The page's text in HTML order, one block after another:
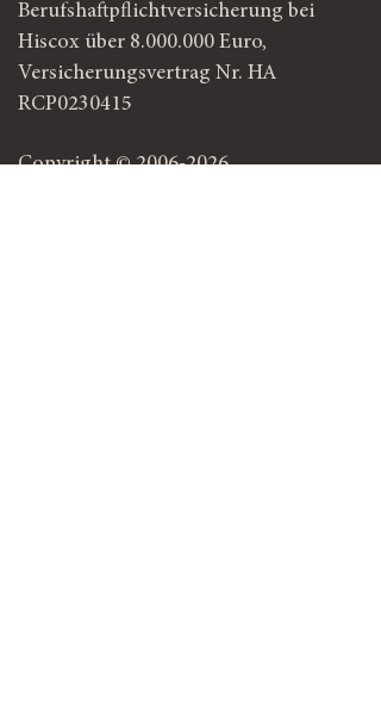
Berufshaftpflichtversicherung bei
Hiscox über 8.000.000 Euro,
Versicherungsvertrag Nr. HA
RCP0230415
Copyright ©2006-2026